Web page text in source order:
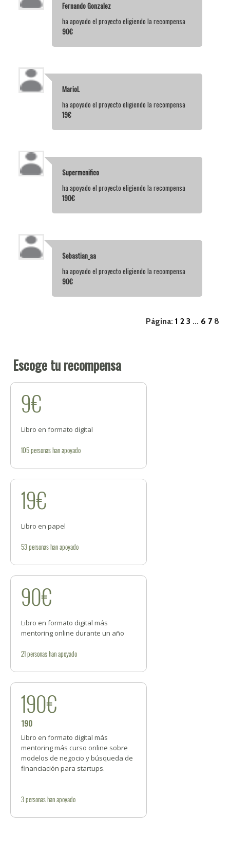
Fernando Gonzalez
ha apoyado el proyecto eligiendo la recompensa
90€
MarioL
ha apoyado el proyecto eligiendo la recompensa
19€
Supermcnifico
ha apoyado el proyecto eligiendo la recompensa
190€
Sebastian_aa
ha apoyado el proyecto eligiendo la recompensa
90€
Página: 1 2 3 ... 6 7 8
Escoge tu recompensa
9€
Libro en formato digital
105personashan apoyado
19€
Libro en papel
53personashan apoyado
90€
Libro en formato digital más
mentoring online durante un año
21personashan apoyado
190€
190
Libro en formato digital más
mentoring más curso online sobre
modelos de negocio y búsqueda de
financiación para startups.
3personashan apoyado